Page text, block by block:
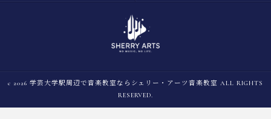
c 2026 学芸大学駅周辺で音楽教室ならシェリー・アーツ音楽教室 ALL RIGHTS
RESERVED.